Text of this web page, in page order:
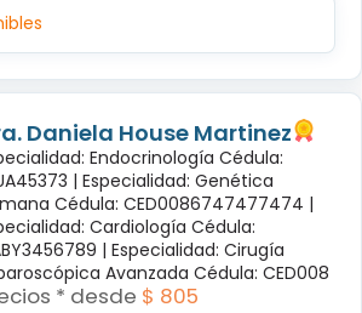
Daniela House Martinez
Endocrinología Cédula:
| Especialidad: Genética
Cédula: CED0086747477474 |
Cardiología Cédula:
| Especialidad: Cirugía
Avanzada Cédula: CED008
* desde $ 805